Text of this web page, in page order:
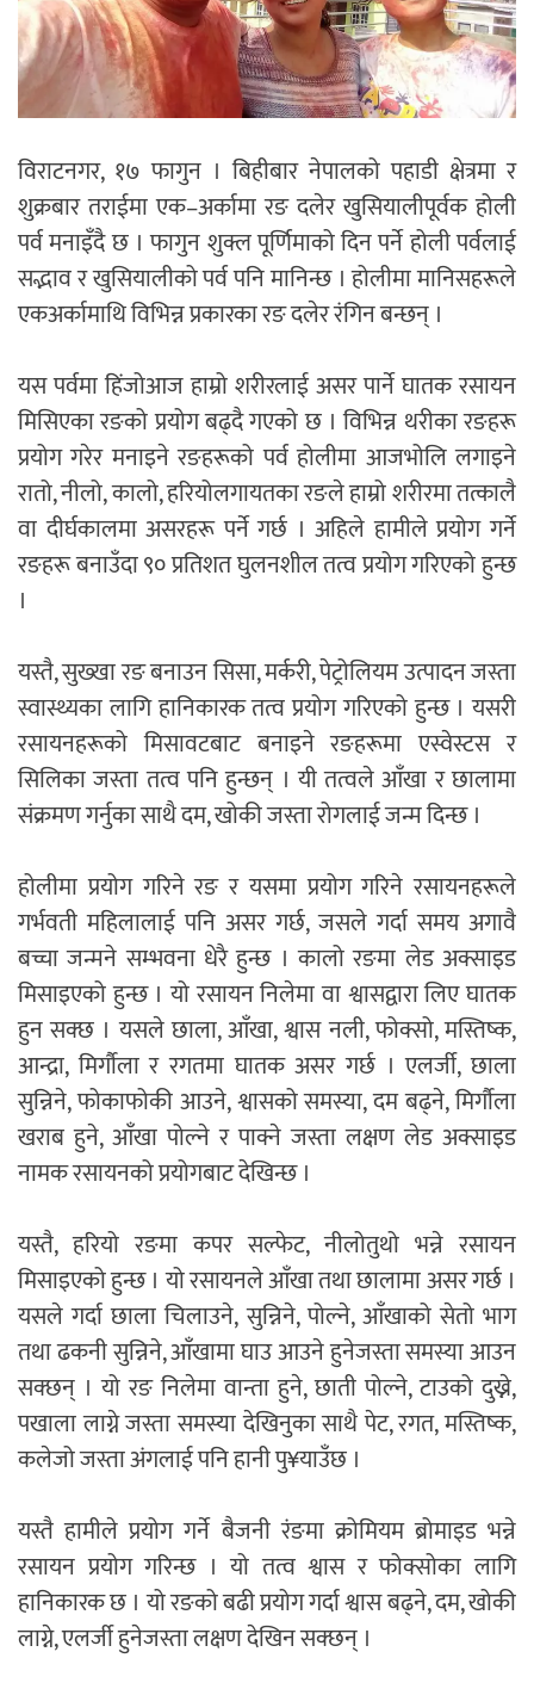
विराटनगर, १७ फागुन । बिहीबार नेपालको पहाडी क्षेत्रमा र
शुक्रबार तराईमा एक–अर्कामा रङ दलेर खुसियालीपूर्वक होली
पर्व मनाइँदै छ । फागुन शुक्ल पूर्णिमाको दिन पर्ने होली पर्वलाई
सद्भाव र खुसियालीको पर्व पनि मानिन्छ । होलीमा मानिसहरूले
एकअर्कामाथि विभिन्न प्रकारका रङ दलेर रंगिन बन्छन् ।
यस पर्वमा हिंजोआज हाम्रो शरीरलाई असर पार्ने घातक रसायन
मिसिएका रङको प्रयोग बढ्दै गएको छ । विभिन्न थरीका रङहरू
प्रयोग गरेर मनाइने रङहरूको पर्व होलीमा आजभोलि लगाइने
रातो, नीलो, कालो, हरियोलगायतका रङले हाम्रो शरीरमा तत्कालै
वा दीर्घकालमा असरहरू पर्ने गर्छ । अहिले हामीले प्रयोग गर्ने
रङहरू बनाउँदा ९० प्रतिशत घुलनशील तत्व प्रयोग गरिएको हुन्छ
।
यस्तै, सुख्खा रङ बनाउन सिसा, मर्करी, पेट्रोलियम उत्पादन जस्ता
स्वास्थ्यका लागि हानिकारक तत्व प्रयोग गरिएको हुन्छ । यसरी
रसायनहरूको मिसावटबाट बनाइने रङहरूमा एस्वेस्टस र
सिलिका जस्ता तत्व पनि हुन्छन् । यी तत्वले आँखा र छालामा
संक्रमण गर्नुका साथै दम, खोकी जस्ता रोगलाई जन्म दिन्छ ।
होलीमा प्रयोग गरिने रङ र यसमा प्रयोग गरिने रसायनहरूले
गर्भवती महिलालाई पनि असर गर्छ, जसले गर्दा समय अगावै
बच्चा जन्मने सम्भवना धेरै हुन्छ । कालो रङमा लेड अक्साइड
मिसाइएको हुन्छ । यो रसायन निलेमा वा श्वासद्वारा लिए घातक
हुन सक्छ । यसले छाला, आँखा, श्वास नली, फोक्सो, मस्तिष्क,
आन्द्रा, मिर्गौला र रगतमा घातक असर गर्छ । एलर्जी, छाला
सुन्निने, फोकाफोकी आउने, श्वासको समस्या, दम बढ्ने, मिर्गौला
खराब हुने, आँखा पोल्ने र पाक्ने जस्ता लक्षण लेड अक्साइड
नामक रसायनको प्रयोगबाट देखिन्छ ।
यस्तै, हरियो रङमा कपर सल्फेट, नीलोतुथो भन्ने रसायन
मिसाइएको हुन्छ । यो रसायनले आँखा तथा छालामा असर गर्छ ।
यसले गर्दा छाला चिलाउने, सुन्निने, पोल्ने, आँखाको सेतो भाग
तथा ढकनी सुन्निने, आँखामा घाउ आउने हुनेजस्ता समस्या आउन
सक्छन् । यो रङ निलेमा वान्ता हुने, छाती पोल्ने, टाउको दुख्ने,
पखाला लाग्ने जस्ता समस्या देखिनुका साथै पेट, रगत, मस्तिष्क,
कलेजो जस्ता अंगलाई पनि हानी पु¥याउँछ ।
यस्तै हामीले प्रयोग गर्ने बैजनी रंङमा क्रोमियम ब्रोमाइड भन्ने
रसायन प्रयोग गरिन्छ । यो तत्व श्वास र फोक्सोका लागि
हानिकारक छ । यो रङको बढी प्रयोग गर्दा श्वास बढ्ने, दम, खोकी
लाग्ने, एलर्जी हुनेजस्ता लक्षण देखिन सक्छन् ।